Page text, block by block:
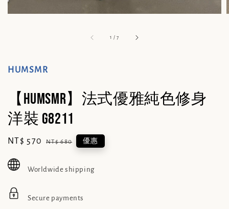
1 /7
HUMSMR
【HUMSMR】法式優雅純色修身
洋裝 G8211
Sale
NT$ 570 Regular
NT$ 680 優惠
Worldwide shipping
Secure payments